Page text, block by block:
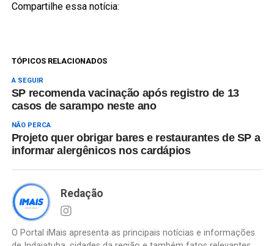
Compartilhe essa notícia:
TÓPICOS RELACIONADOS
A SEGUIR
SP recomenda vacinação após registro de 13
casos de sarampo neste ano
NÃO PERCA
Projeto quer obrigar bares e restaurantes de SP a
informar alergênicos nos cardápios
Redação
O Portal iMais apresenta as principais notícias e informações